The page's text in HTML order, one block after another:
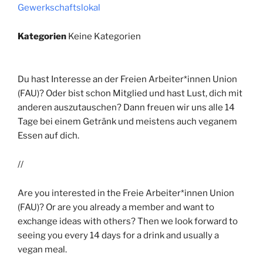
Gewerkschaftslokal
Kategorien Keine Kategorien
Du hast Interesse an der Freien Arbeiter*innen Union
(FAU)? Oder bist schon Mitglied und hast Lust, dich mit
anderen auszutauschen? Dann freuen wir uns alle 14
Tage bei einem Getränk und meistens auch veganem
Essen auf dich.
//
Are you interested in the Freie Arbeiter*innen Union
(FAU)? Or are you already a member and want to
exchange ideas with others? Then we look forward to
seeing you every 14 days for a drink and usually a
vegan meal.